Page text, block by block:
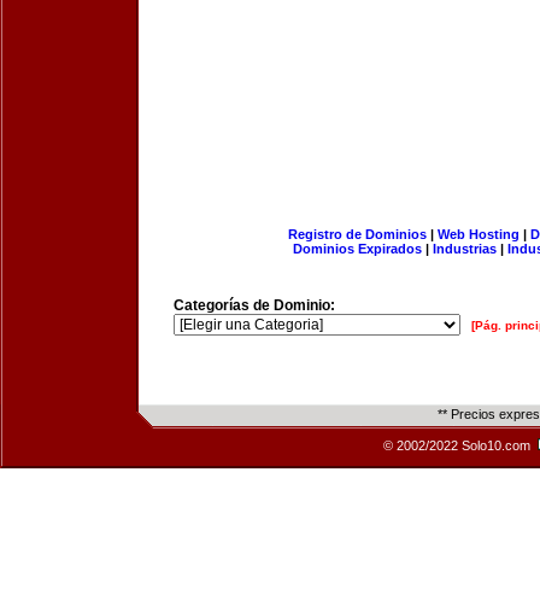
Registro de Dominios| Web Hosting |
Dominios Expirados | Industrias |
Categorías de Dominio:
[Pág.
** Precios
© 2002/2022 Solo10.com